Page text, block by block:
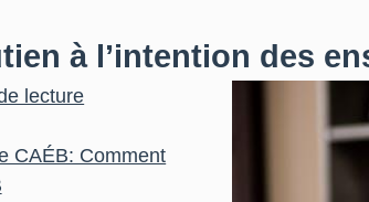
à l’intention des
lecture
CAÉB: Comment